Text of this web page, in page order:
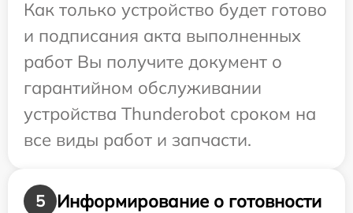
Как только устройство будет готово
и подписания акта выполненных
работ Вы получите документ о
гарантийном обслуживании
устройства Thunderobot сроком на
все виды работ и запчасти.
5
Информирование о готовности